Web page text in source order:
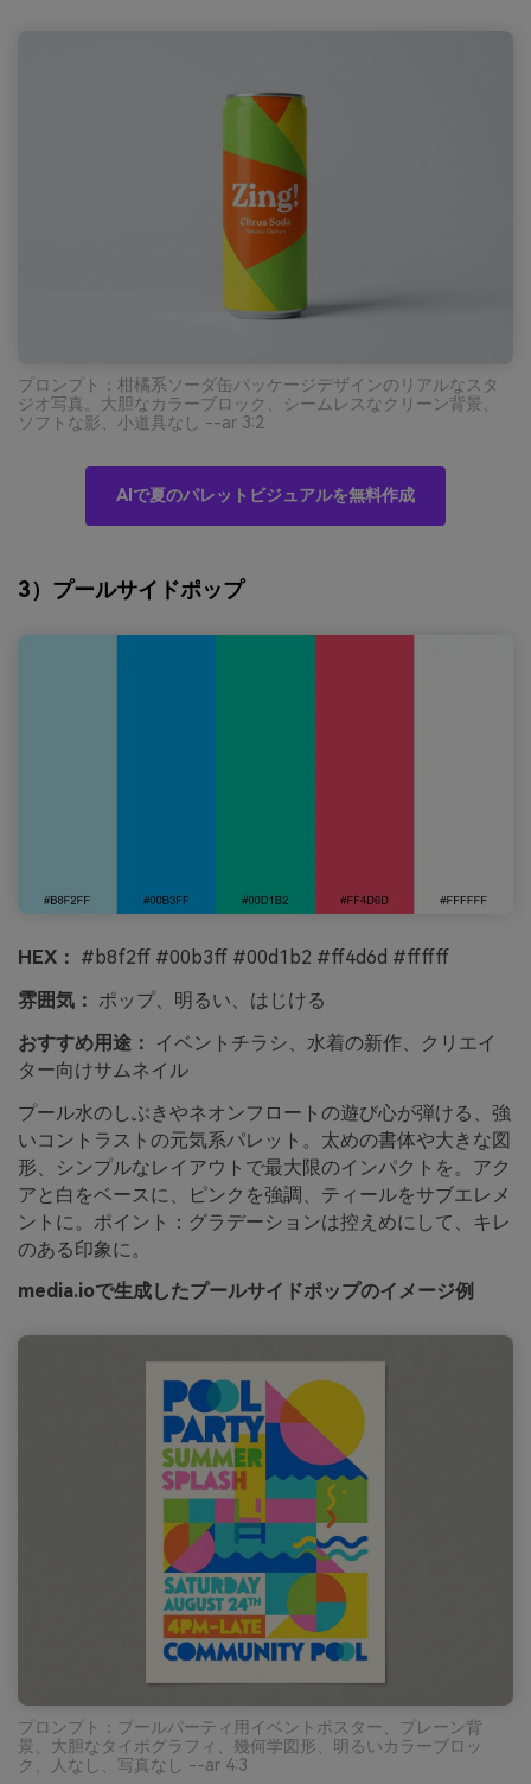
プロンプト：柑橘系ソーダ缶パッケージデザインのリアルなスタ
ジオ写真。大胆なカラーブロック、シームレスなクリーン背景、
ソフトな影、小道具なし --ar 3:2
AIで夏のパレットビジュアルを無料作成
3）プールサイドポップ
HEX： #b8f2ff #00b3ff #00d1b2 #ff4d6d #ffffff
雰囲気： ポップ、明るい、はじける
おすすめ用途：
イベントチラシ、水着の新作、クリエイ
ター向けサムネイル
プール水のしぶきやネオンフロートの遊び心が弾ける、強
いコントラストの元気系パレット。太めの書体や大きな図
形、シンプルなレイアウトで最大限のインパクトを。アク
アと白をベースに、ピンクを強調、ティールをサブエレメ
ントに。ポイント：グラデーションは控えめにして、キレ
のある印象に。
media.ioで生成したプールサイドポップのイメージ例
プロンプト：プールパーティ用イベントポスター、プレーン背
景、大胆なタイポグラフィ、幾何学図形、明るいカラーブロッ
ク、人なし、写真なし --ar 4:3